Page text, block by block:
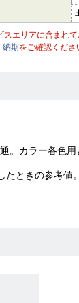
エリアに含まれて
納期をご確認くださ
。カラー各色
たときの参考